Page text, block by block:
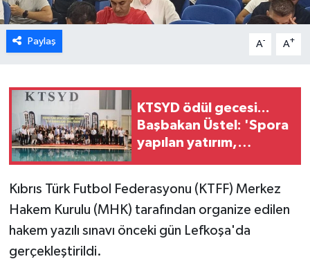
Paylaş A- A+
KTSYD ödül gecesi...
Başbakan Üstel: 'Spora
yapılan yatırım,
yatırımdır'
Kıbrıs Türk Futbol Federasyonu (KTFF) Merkez
Hakem Kurulu (MHK) tarafından organize edilen
hakem yazılı sınavı önceki gün Lefkoşa'da
gerçekleştirildi.
GÜNDEM
İÇ HABERLER
KÜLTÜR SANAT
LEFKOŞA
MAGAZİN